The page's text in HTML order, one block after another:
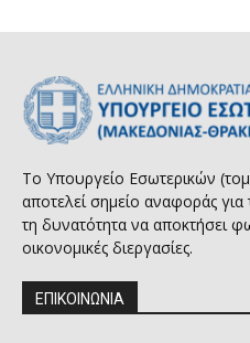
Το Υπουργείο Εσωτερικών
αποτελεί σημείο αναφοράς
τη δυνατότητα να αποκτήσει
οικονομικές διεργασίες.
ΕΠΙΚΟΙΝΩΝΙΑ